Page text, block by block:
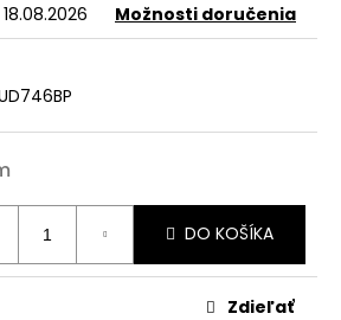
18.08.2026 Možnosti doručenia
DO KOŠÍKA
Zdieľať